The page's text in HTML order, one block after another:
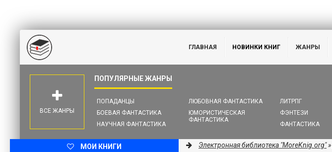
ГЛАВНАЯ НОВИНКИ КНИГ ЖАНРЫ
ПОПАДАНЦЫ
БОЕВАЯ ФАНТАСТИКА
НАУЧНАЯ ФАНТАСТИКА
ЛЮБОВНАЯ ФАНТАСТИКА
ЮМОРИСТИЧЕСКАЯ
ФАНТАСТИКА
ЛИТРПГ
ФЭНТЕЗИ
ФАНТАСТИКА
ВСЕ ЖАНРЫ
МОИ КНИГИ Электронная библиотека "MoreKnig.org"»